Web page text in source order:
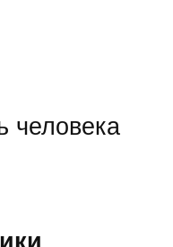
человека